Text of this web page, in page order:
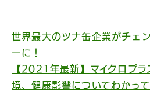
世界最大のツナ缶企業がチェ
ーに！
【2021年最新】マイクロプ
境、健康影響についてわかっ